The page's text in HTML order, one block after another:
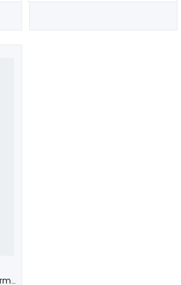
Slazenger RICHMAL Kadın Fermuarlı Dik Yaka Cepli Siyah Eşofman Takımı